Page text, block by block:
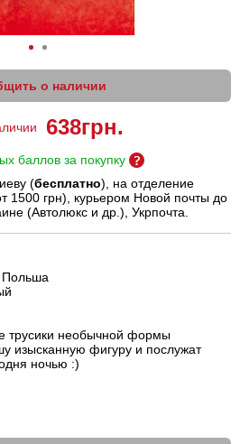
о наличии
638грн.
баллов за покупку
(бесплатно), на отделение
1500 грн), курьером Новой почты до
(Автолюкс и др.), Укрпочта.
Польша
трусики необычной формы
изысканную фигуру и послужат
ночью :)